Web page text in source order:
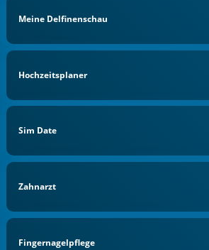
Meine Delfinenschau
Hochzeitsplaner
Sim Date
Zahnarzt
Fingernagelpflege